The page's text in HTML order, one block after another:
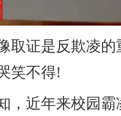
证是反欺凌的
笑不得!
近年来校园霸